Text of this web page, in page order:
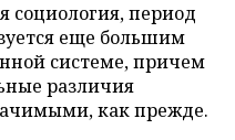
социология, период
еще большим
системе, причем
различия
как прежде.